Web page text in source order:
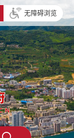
无障碍浏览